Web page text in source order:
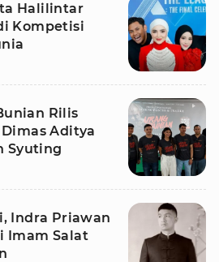
Halilintar
Kompetisi
Rilis
Aditya
Syuting
Indra Priawan
Imam Salat